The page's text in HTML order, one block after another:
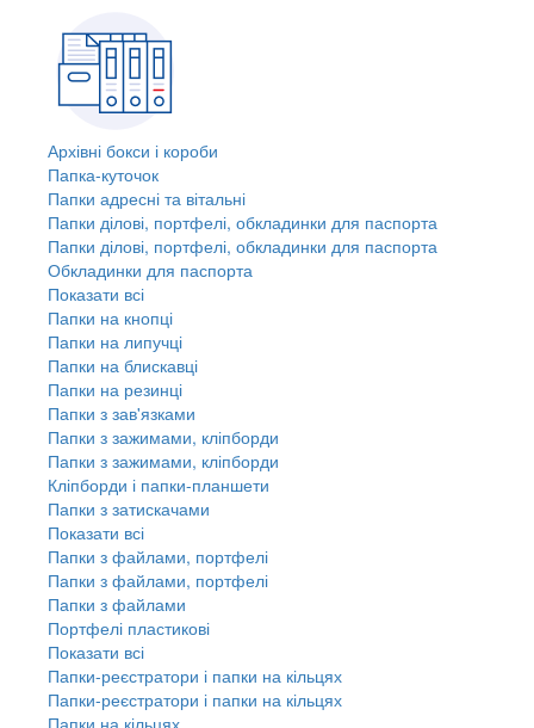
Архівні бокси і короби
Папка-куточок
Папки адресні та вітальні
Папки ділові, портфелі, обкладинки для паспорта
Папки ділові, портфелі, обкладинки для паспорта
Обкладинки для паспорта
Показати всі
Папки на кнопці
Папки на липучці
Папки на блискавці
Папки на резинці
Папки з зав'язками
Папки з зажимами, кліпборди
Папки з зажимами, кліпборди
Кліпборди і папки-планшети
Папки з затискачами
Показати всі
Папки з файлами, портфелі
Папки з файлами, портфелі
Папки з файлами
Портфелі пластикові
Показати всі
Папки-реєстратори і папки на кільцях
Папки-реєстратори і папки на кільцях
Папки на кільцях